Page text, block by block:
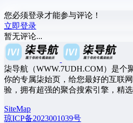
您必须登录才能参与评论！
立即登录
暂无评论...
柒导航（WWW.7UDH.COM）是个
你的专属柒始页，给您最好的互联
验，拥有超强的聚合搜索引擎，精
SiteMap
琼ICP备2023001039号